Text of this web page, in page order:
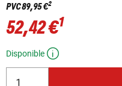
PVC89,95 €2
52,42 €1
Disponible